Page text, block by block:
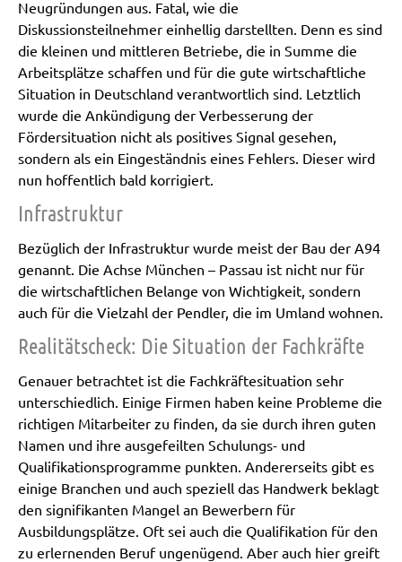
Neugründungen aus. Fatal, wie die
Diskussionsteilnehmer einhellig darstellten. Denn es sind
die kleinen und mittleren Betriebe, die in Summe die
Arbeitsplätze schaffen und für die gute wirtschaftliche
Situation in Deutschland verantwortlich sind. Letztlich
wurde die Ankündigung der Verbesserung der
Fördersituation nicht als positives Signal gesehen,
sondern als ein Eingeständnis eines Fehlers. Dieser wird
nun hoffentlich bald korrigiert.
Infrastruktur
Bezüglich der Infrastruktur wurde meist der Bau der A94
genannt. Die Achse München – Passau ist nicht nur für
die wirtschaftlichen Belange von Wichtigkeit, sondern
auch für die Vielzahl der Pendler, die im Umland wohnen.
Realitätscheck: Die Situation der Fachkräfte
Genauer betrachtet ist die Fachkräftesituation sehr
unterschiedlich. Einige Firmen haben keine Probleme die
richtigen Mitarbeiter zu finden, da sie durch ihren guten
Namen und ihre ausgefeilten Schulungs- und
Qualifikationsprogramme punkten. Andererseits gibt es
einige Branchen und auch speziell das Handwerk beklagt
den signifikanten Mangel an Bewerbern für
Ausbildungsplätze. Oft sei auch die Qualifikation für den
zu erlernenden Beruf ungenügend. Aber auch hier greift